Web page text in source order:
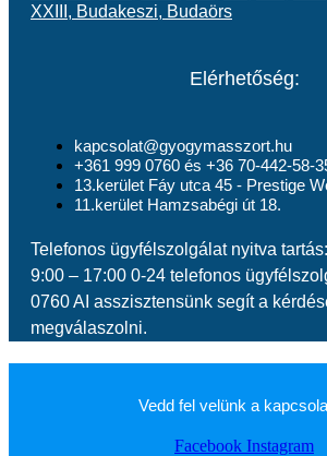
XXIII , Budakeszi, Budaörs
Elérhetőség:
kapcsolat@gyogymasszort.hu
+361 999 0760 és +36 70-442-58-
13.kerület Fáy utca 45 - Prestige
11.kerület Hamzsabégi út 18.
Telefonos ügyfélszolgálat nyitva
9:00 – 17:00 0-24 telefonos
0760 AI asszisztensünk segít a
megválaszolni.
Vedd fel velünk a
Facebook Instagram